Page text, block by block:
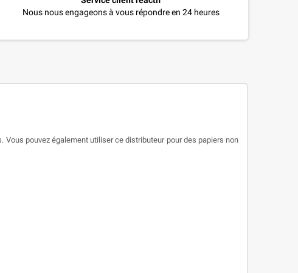
Nous nous engageons à vous répondre en 24 heures
pouvez également utiliser ce distributeur pour des papiers non